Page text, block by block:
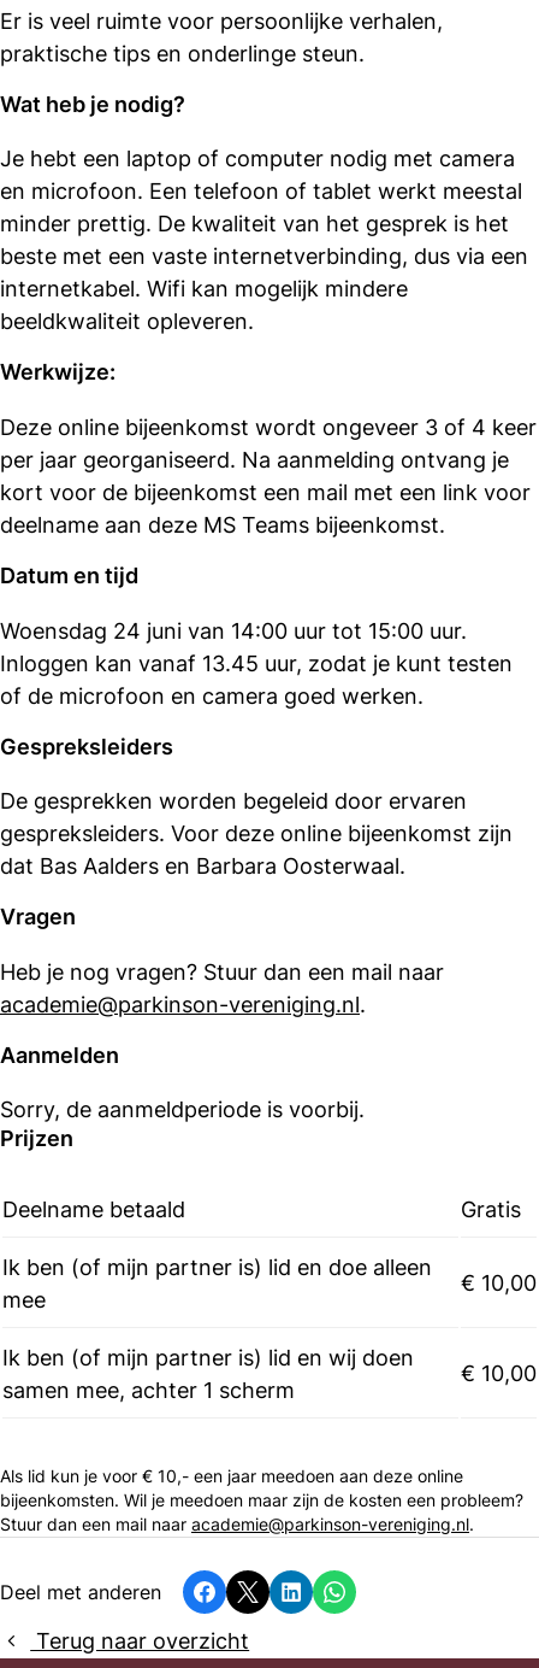
Er is veel ruimte voor persoonlijke verhalen,
praktische tips en onderlinge steun.
Wat heb je nodig?
Je hebt een laptop of computer nodig met camera
en microfoon. Een telefoon of tablet werkt meestal
minder prettig. De kwaliteit van het gesprek is het
beste met een vaste internetverbinding, dus via een
internetkabel. Wifi kan mogelijk mindere
beeldkwaliteit opleveren.
Werkwijze:
Deze online bijeenkomst wordt ongeveer 3 of 4 keer
per jaar georganiseerd. Na aanmelding ontvang je
kort voor de bijeenkomst een mail met een link voor
deelname aan deze MS Teams bijeenkomst.
Datum en tijd
Woensdag 24 juni van 14:00 uur tot 15:00 uur.
Inloggen kan vanaf 13.45 uur, zodat je kunt testen
of de microfoon en camera goed werken.
Gespreksleiders
De gesprekken worden begeleid door ervaren
gespreksleiders. Voor deze online bijeenkomst zijn
dat Bas Aalders en Barbara Oosterwaal.
Vragen
Heb je nog vragen? Stuur dan een mail naar
academie@parkinson-vereniging.nl.
Aanmelden
Sorry, de aanmeldperiode is voorbij.
Prijzen
Deelname betaald Gratis
Ik ben (of mijn partner is) lid en doe alleen
mee
€ 10,00
Ik ben (of mijn partner is) lid en wij doen
samen mee, achter 1 scherm
€ 10,00
Als lid kun je voor € 10,- een jaar meedoen aan deze online
bijeenkomsten. Wil je meedoen maar zijn de kosten een probleem?
Stuur dan een mail naar academie@parkinson-vereniging.nl.
Deel met anderen Facebook
X LinkedInWhatsapp
Terug naar overzicht